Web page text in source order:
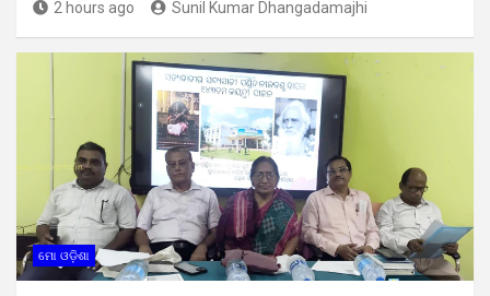
2 hours ago Sunil Kumar Dhangadamajhi
ମୋ ଓଡ଼ିଶା